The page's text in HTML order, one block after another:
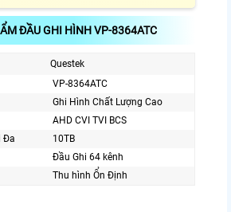
ĐẦU GHI HÌNH VP-8364ATC
Questek
VP-8364ATC
Ghi Hình Chất Lượng Cao
AHD CVI TVI BCS
Đa
10TB
Đầu Ghi 64 kênh
Thu hình Ổn Định